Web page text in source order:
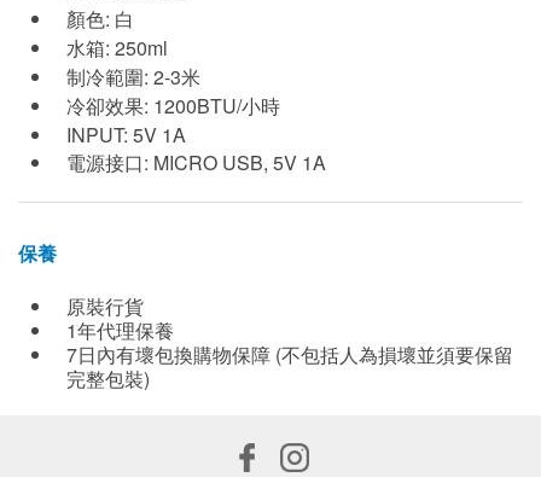
顏色: 白
水箱: 250ml
制冷範圍: 2-3米
冷卻效果: 1200BTU/小時
INPUT: 5V 1A
電源接口: MICRO USB, 5V 1A
保養
原裝行貨
1年代理保養
7日內有壞包換購物保障 (不包括人為損壞並須要保留
完整包裝)